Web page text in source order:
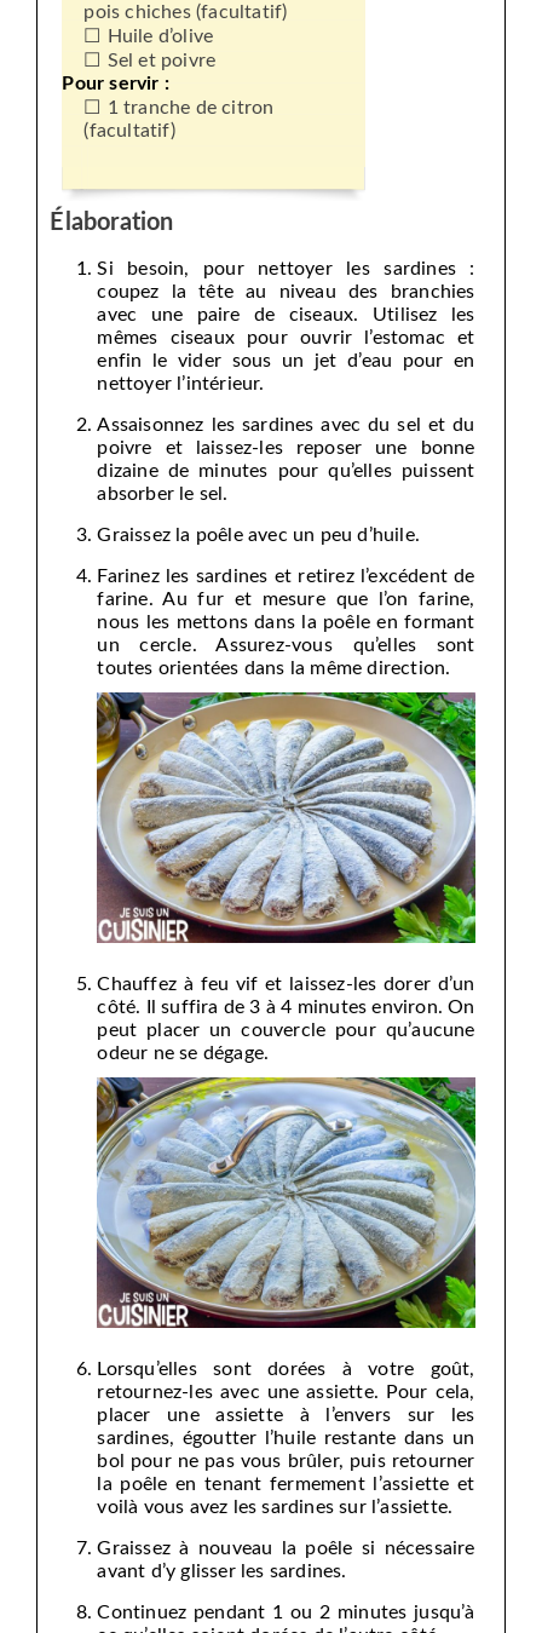
pois chiches (facultatif)
Huile d’olive
Sel et poivre
Pour servir :
1 tranche de citron
(facultatif)
Élaboration
Si besoin, pour nettoyer les sardines :
coupez la tête au niveau des branchies
avec une paire de ciseaux. Utilisez les
mêmes ciseaux pour ouvrir l’estomac et
enfin le vider sous un jet d’eau pour en
nettoyer l’intérieur.
Assaisonnez les sardines avec du sel et du
poivre et laissez-les reposer une bonne
dizaine de minutes pour qu’elles puissent
absorber le sel.
Graissez la poêle avec un peu d’huile.
Farinez les sardines et retirez l’excédent de
farine. Au fur et mesure que l’on farine,
nous les mettons dans la poêle en formant
un cercle. Assurez-vous qu’elles sont
toutes orientées dans la même direction.
Chauffez à feu vif et laissez-les dorer d’un
côté. Il suffira de 3 à 4 minutes environ. On
peut placer un couvercle pour qu’aucune
odeur ne se dégage.
Lorsqu’elles sont dorées à votre goût,
retournez-les avec une assiette. Pour cela,
placer une assiette à l’envers sur les
sardines, égoutter l’huile restante dans un
bol pour ne pas vous brûler, puis retourner
la poêle en tenant fermement l’assiette et
voilà vous avez les sardines sur l’assiette.
Graissez à nouveau la poêle si nécessaire
avant d’y glisser les sardines.
Continuez pendant 1 ou 2 minutes jusqu’à